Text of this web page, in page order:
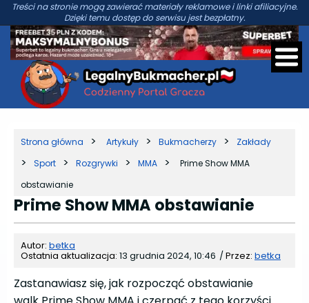
Treści na stronie mogą zawierać materiały reklamowe i linki afiliacyjne.
Dzięki temu dostęp do serwisu jest bezpłatny.
Strona główna Artykuły Bukmacherzy
Zakłady
Sport
Rozgrywki MMA
Prime Show MMA
obstawianie
Prime Show MMA obstawianie
Autor: betka
Ostatnia aktualizacja: 13 grudnia 2024, 10:46 /Przez: betka
Zastanawiasz się, jak rozpocząć obstawianie